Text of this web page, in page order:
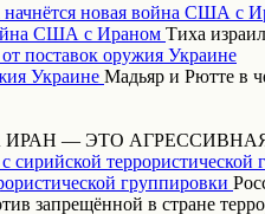
начнётся новая война США с
Тиха
поставок оружия Украине
Мадьяр и Рютте в
— ЭТО
террористической
запрещённой в стране